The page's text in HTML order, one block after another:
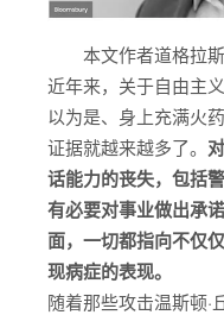
lerance）一文，认为
将一切反对意见视为“
物即刻清除。极端主义
义精神背道而驰。因此
是暴力行为正在破坏自
本文作者道格拉
近年来，关于自由主
以为是、身上充满火
证据就越来越多了。
话能力的丧失，包括
有必要对事业做出承
面，一切都指向不仅
现病症的表现。
随着那些攻击温斯顿·